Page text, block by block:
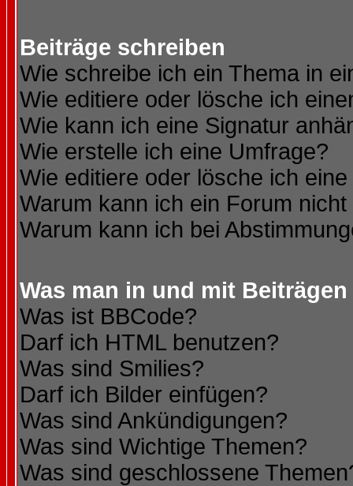
Beiträge schreiben
Wie schreibe ich ein Thema in
Wie editiere oder lösche ich
Wie kann ich eine Signatur
Wie erstelle ich eine Umfrage?
Wie editiere oder lösche ich
Warum kann ich ein Forum
Warum kann ich bei
Was man in und mit
Was ist BBCode?
Darf ich HTML benutzen?
Was sind Smilies?
Darf ich Bilder einfügen?
Was sind Ankündigungen?
Was sind Wichtige Themen?
Was sind geschlossene